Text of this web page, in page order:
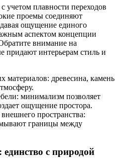
учетом плавности переходов
проемы соединяют
ощущение единого
аспектом концепции
внимание на
придают интерьерам стиль и
материалов: древесина, камень
минимализм позволяет
ощущение простора.
пространства:
границы между
с природой